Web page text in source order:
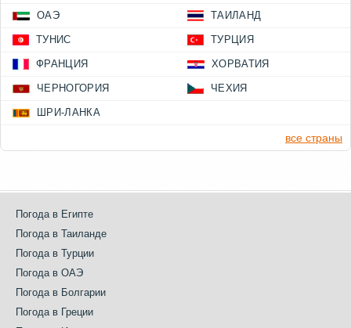
ОАЭ ТАИЛАНД
ТУНИС ТУРЦИЯ
ФРАНЦИЯ ХОРВАТИЯ
ЧЕРНОГОРИЯ ЧЕХИЯ
ШРИ-ЛАНКА
все страны
Погода в Египте
Погода в Таиланде
Погода в Турции
Погода в ОАЭ
Погода в Болгарии
Погода в Греции